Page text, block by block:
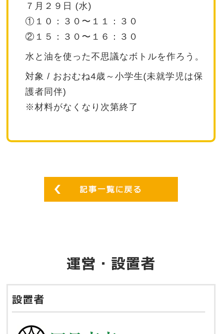
７月２９日 (水)
①１０：３０〜１１：３０
②１５：３０〜１６：３０
水と油を使った不思議なボトルを作ろう。
対象 / おおむね4歳～小学生(未就学児は保
護者同伴)
※材料がなくなり次第終了
運営・設置者
設置者